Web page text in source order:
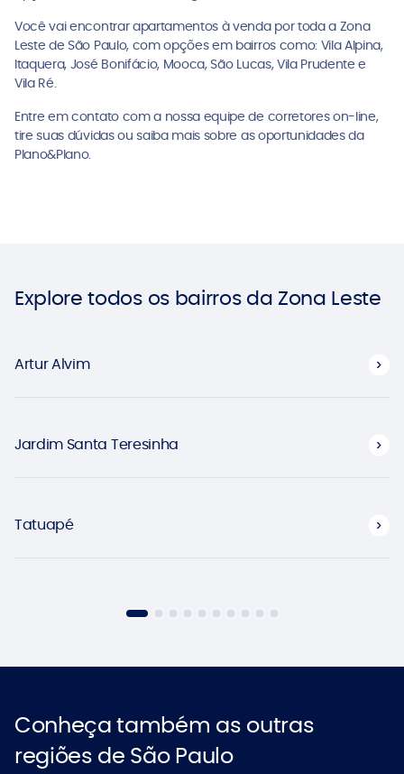
Você vai encontrar apartamentos à venda por toda a Zona
Leste de São Paulo, com opções em bairros como: Vila Alpina,
Itaquera, José Bonifácio, Mooca, São Lucas, Vila Prudente e
Vila Ré.
Entre em contato com a nossa equipe de corretores on-line,
tire suas dúvidas ou saiba mais sobre as oportunidades da
Plano&Plano.
Explore todos os bairros da Zona Leste
Artur Alvim
Jardim Santa Teresinha
Tatuapé
Conheça também as outras
regiões de São Paulo